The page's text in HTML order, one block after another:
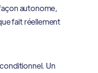
autonome,
fait réellement
Un